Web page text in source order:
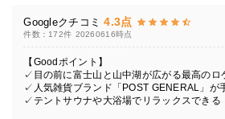
Googleクチコミ 4.3点
件数：172件 20260616時点
【Goodポイント】
✓目の前に富士山と山中湖が広がる最高のロ
✓人気雑貨ブランド「POST GENERAL」が
✓テントサウナや大浴場でリラックスできる